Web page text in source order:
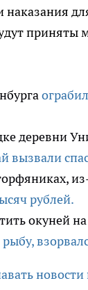
приняты
деревни
вызвали
рублей.
окуней